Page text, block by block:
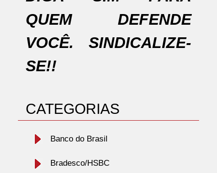
QUEM DEFENDE
VOCÊ. SINDICALIZE-
SE!!
CATEGORIAS
Banco do Brasil
Bradesco/HSBC